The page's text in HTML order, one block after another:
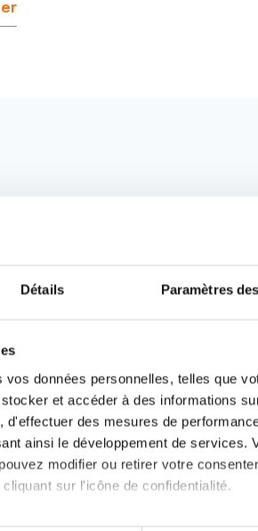
Détails Paramètres
vos données personnelles, telles que
et accéder à des informations
des mesures de
ainsi le développement de services.
modifier ou retirer votre
sur l'icône de confidentialité.
un
nouvelle discussion vous aurez
Créer un nouveau